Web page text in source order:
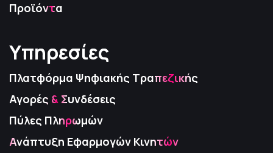
Προϊόντα
Υπηρεσίες
Υπηρεσίες
Υπηρεσίες
Πλατφόρμα Ψηφιακής Τραπεζικής
Αγορές & Συνδέσεις
Πύλες Πληρωμών
Ανάπτυξη Εφαρμογών Κινητών